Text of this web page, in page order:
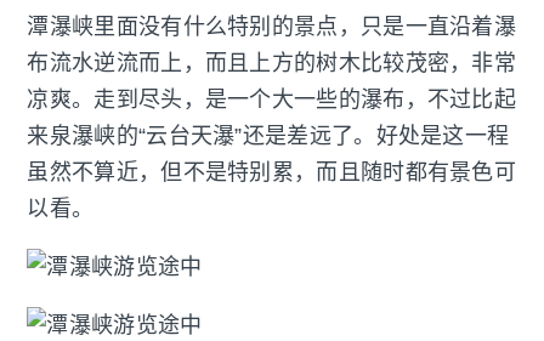
潭瀑峡里面没有什么特别的景点，只是一直沿着瀑
布流水逆流而上，而且上方的树木比较茂密，非常
凉爽。走到尽头，是一个大一些的瀑布，不过比起
来泉瀑峡的“云台天瀑”还是差远了。好处是这一程
虽然不算近，但不是特别累，而且随时都有景色可
以看。